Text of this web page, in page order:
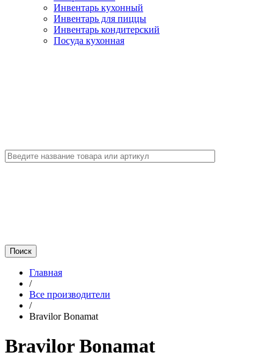
Инвентарь кухонный
Инвентарь для пиццы
Инвентарь кондитерский
Посуда кухонная
Главная
/
Все производители
/
Bravilor Bonamat
Bravilor Bonamat